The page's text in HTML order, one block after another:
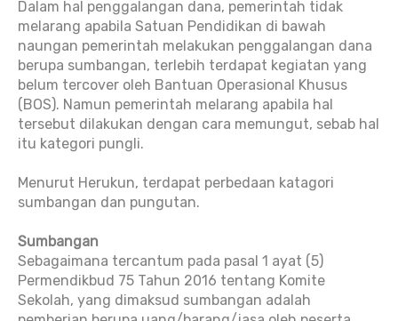
Dalam hal penggalangan dana, pemerintah tidak
melarang apabila Satuan Pendidikan di bawah
naungan pemerintah melakukan penggalangan dana
berupa sumbangan, terlebih terdapat kegiatan yang
belum tercover oleh Bantuan Operasional Khusus
(BOS). Namun pemerintah melarang apabila hal
tersebut dilakukan dengan cara memungut, sebab hal
itu kategori pungli.
Menurut Herukun, terdapat perbedaan katagori
sumbangan dan pungutan.
Sumbangan
Sebagaimana tercantum pada pasal 1 ayat (5)
Permendikbud 75 Tahun 2016 tentang Komite
Sekolah, yang dimaksud sumbangan adalah